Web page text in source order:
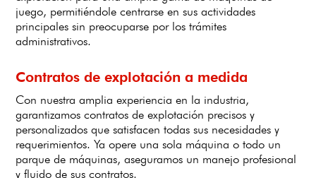
juego, permitiéndole centrarse en sus actividades
principales sin preocuparse por los trámites
administrativos.
Contratos de explotación a medida
Con nuestra amplia experiencia en la industria,
garantizamos contratos de explotación precisos y
personalizados que satisfacen todas sus necesidades y
requerimientos. Ya opere una sola máquina o todo un
parque de máquinas, aseguramos un manejo profesional
y fluido de sus contratos.